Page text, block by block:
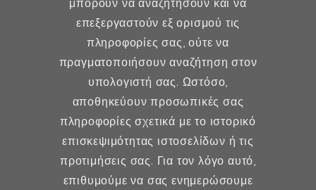
Γυναικολογία
Υποβοηθούμενη Αναπαραγωγή
Μαιευτική
Επικοινωνία
μπορούν να αναζητήσουν και να
επεξεργαστούν εξ ορισμού τις
πληροφορίες σας, ούτε να
πραγματοποιήσουν αναζήτηση στον
υπολογιστή σας. Ωστόσο,
αποθηκεύουν προσωπικές σας
πληροφορίες σχετικά με το ιστορικό
επισκεψιμότητας ιστοσελίδων ή τις
προτιμήσεις σας. Για τον λόγο αυτό,
επιθυμούμε να σας ενημερώσουμε